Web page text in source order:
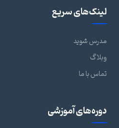
لینک‌های سریع
مدرس شوید
وبلاگ
تماس با ما
دوره‌های آموزشی